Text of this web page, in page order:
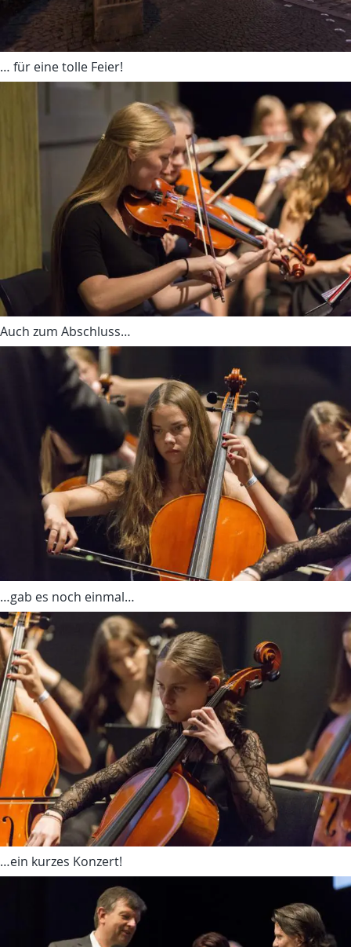
… für eine tolle Feier!
Auch zum Abschluss…
…gab es noch einmal…
…ein kurzes Konzert!